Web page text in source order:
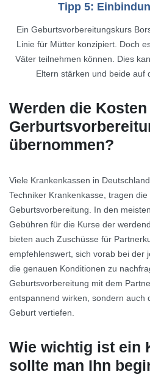
Tipp 5:
Ein Geburtsvorbereitungskurs
Linie für Mütter konzipiert. Doch
Väter teilnehmen können. Dies
Eltern stärken und beide auf
Werden die
übernommen?
Viele Krankenkassen in
Techniker Krankenkasse, tragen
Geburtsvorbereitung. In den
Gebühren für die Kurse der
bieten auch Zuschüsse für
empfehlenswert, sich vorab bei der
die genauen Konditionen zu
Geburtsvorbereitung mit dem
entspannend wirken, sondern auch
Geburt vertiefen.
Wie wichtig ist ein
sollte man Ihn